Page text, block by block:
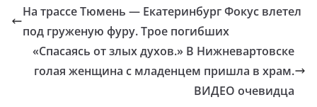
На трассе Тюмень — Екатеринбург Фокус влетел
под груженую фуру. Трое погибших
«Спасаясь от злых духов.» В Нижневартовске
голая женщина с младенцем пришла в храм.
ВИДЕО очевидца